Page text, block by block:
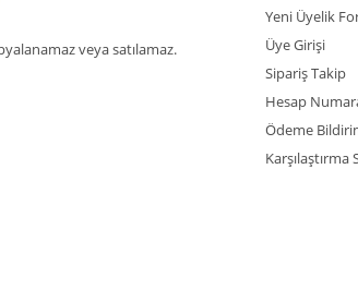
veya satılamaz.
Yeni Üyelik
Üye Girişi
Sipariş Takip
Hesap
Ödeme
Karşılaştırma